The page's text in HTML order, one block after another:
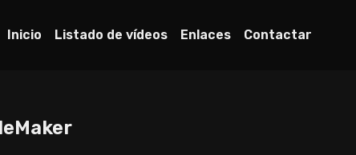
Inicio Listado de vídeos Enlaces Contactar